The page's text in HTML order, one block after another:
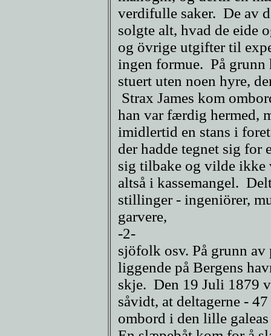
verdifulle saker. De av
solgte alt, hvad de eide
og övrige utgifter til
ingen formue. På grunn
stuert uten noen hyre,
Strax James kom
han var færdig hermed,
imidlertid en stans i
der hadde tegnet sig for
sig tilbake og vilde ikke
altså i kassemangel.
stillinger - ingeniörer,
garvere,
-2-
sjöfolk osv. På grunn av
liggende på Bergens
skje. Den 19 Juli 1879
såvidt, at deltagerne -
ombord i den lille